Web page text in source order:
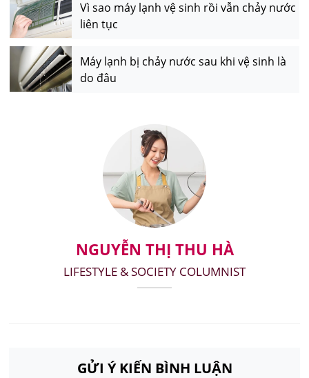
Vì sao máy lạnh vệ sinh rồi vẫn chảy nước
liên tục
Máy lạnh bị chảy nước sau khi vệ sinh là
do đâu
NGUYỄN THỊ THU HÀ
LIFESTYLE & SOCIETY COLUMNIST
GỬI Ý KIẾN BÌNH LUẬN